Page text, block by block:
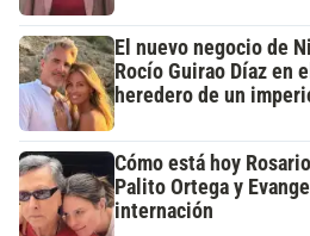
El nuevo negocio de
Rocío Guirao Díaz en
heredero de un
Cómo está hoy
Palito Ortega y
internación